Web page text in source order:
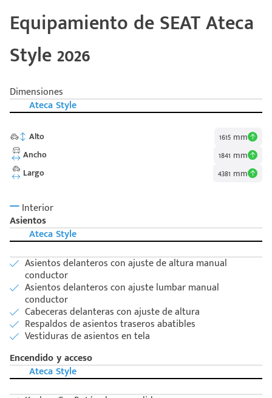
Equipamiento de SEAT Ateca
Style 2026
Dimensiones
Ateca Style
Alto
1615 mm
Ancho
1841 mm
Largo
4381 mm
Interior
Asientos
Ateca Style
Asientos delanteros con ajuste de altura manual
conductor
Asientos delanteros con ajuste lumbar manual
conductor
Cabeceras delanteras con ajuste de altura
Respaldos de asientos traseros abatibles
Vestiduras de asientos en tela
Encendido y acceso
Ateca Style